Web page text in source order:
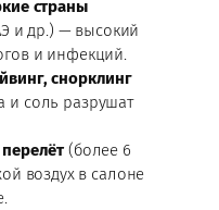
страны
и др.) — высокий
и инфекций.
снорклинг
и соль разрушат
(более 6
воздух в салоне